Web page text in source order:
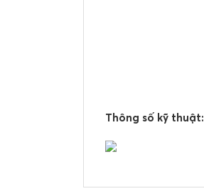
Thông số kỹ thuật: